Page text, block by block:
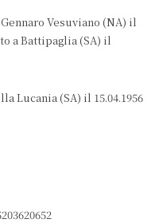
Gennaro Vesuviano (NA) il
a Battipaglia (SA) il
Lucania (SA) il 15.04.1956